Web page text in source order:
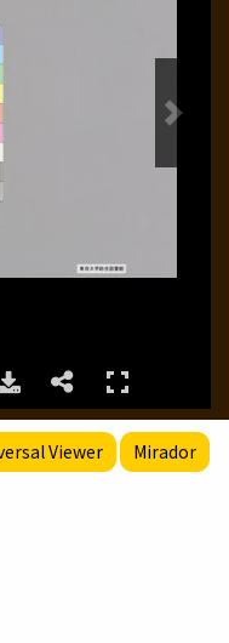
Viewer Mirador